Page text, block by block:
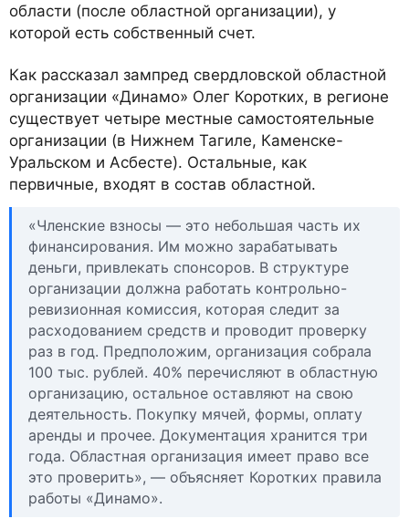
области (после областной организации), у
которой есть собственный счет.
Как рассказал зампред свердловской областной
организации «Динамо» Олег Коротких, в регионе
существует четыре местные самостоятельные
организации (в Нижнем Тагиле, Каменске-
Уральском и Асбесте). Остальные, как
первичные, входят в состав областной.
«Членские взносы — это небольшая часть их
финансирования. Им можно зарабатывать
деньги, привлекать спонсоров. В структуре
организации должна работать контрольно-
ревизионная комиссия, которая следит за
расходованием средств и проводит проверку
раз в год. Предположим, организация собрала
100 тыс. рублей. 40% перечисляют в областную
организацию, остальное оставляют на свою
деятельность. Покупку мячей, формы, оплату
аренды и прочее. Документация хранится три
года. Областная организация имеет право все
это проверить», — объясняет Коротких правила
работы «Динамо».